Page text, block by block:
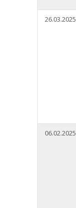
26.03.2025
06.02.2025